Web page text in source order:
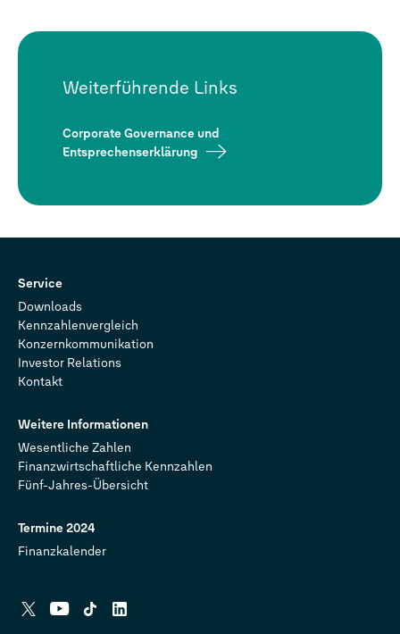
Weiterführende Links
Corporate Governance und
Entsprechenserklärung
Service
Downloads
Kennzahlenvergleich
Konzernkommunikation
Investor Relations
Kontakt
Weitere Informationen
Wesentliche Zahlen
Finanzwirtschaftliche Kennzahlen
Fünf-Jahres-Übersicht
Termine 2024
Finanzkalender
X YouTubeTiktokLinkedin